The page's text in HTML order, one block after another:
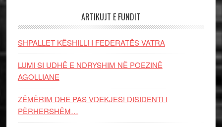
ARTIKUJT E FUNDIT
SHPALLET KËSHILLI I FEDERATËS VATRA
LUMI SI UDHË E NDRYSHIM NË POEZINË
AGOLLIANE
ZËMËRIM DHE PAS VDEKJES! DISIDENTI I
PËRHERSHËM…